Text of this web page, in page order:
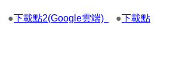
●下載點2(Google雲端) ●下載點